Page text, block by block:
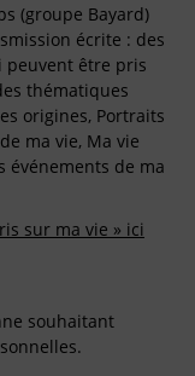
(groupe Bayard)
écrite : des
peuvent être pris
thématiques
origines, Portraits
ma vie, Ma vie
événements de ma
sur ma vie » ici
souhaitant